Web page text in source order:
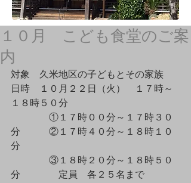
１０月 こども食堂のご案
内
対象　久米地区の子どもとその家族
日時　１０月２２日（火）　１７時～
１８時５０分
①１７時００分～１７時３０
分　　　②１７時４０分～１８時１０
分
③１８時２０分～１８時５０
分　　　　定員　各２５名まで